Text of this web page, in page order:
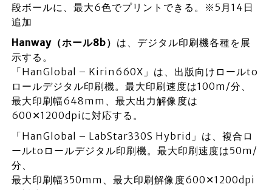
段ボールに、最大6色でプリントできる。※5月14日
追加
Hanway（ホール8b） は、デジタル印刷機各種を展
示する。
「HanGlobal – Kirin660X」は、出版向けロールto
ロールデジタル印刷機。最大印刷速度は100m/分、
最大印刷幅648mm、最大出力解像度は
600✕1200dpiに対応する。
「HanGlobal – LabStar330S Hybrid」は、複合ロ
ールtoロールデジタル印刷機。最大印刷速度は50m/
分、
最大印刷幅350mm、最大印刷解像度600✕1200dpi